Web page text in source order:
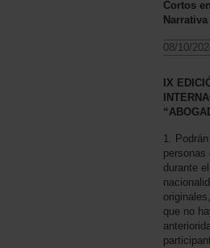
Cortos
08/10/
IX
1.
personas
durante
que no